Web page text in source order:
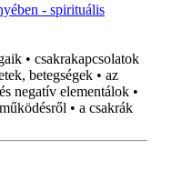
- spirituális
• csakrakapcsolatok
betegségek • az
negatív elementálok •
• a csakrák